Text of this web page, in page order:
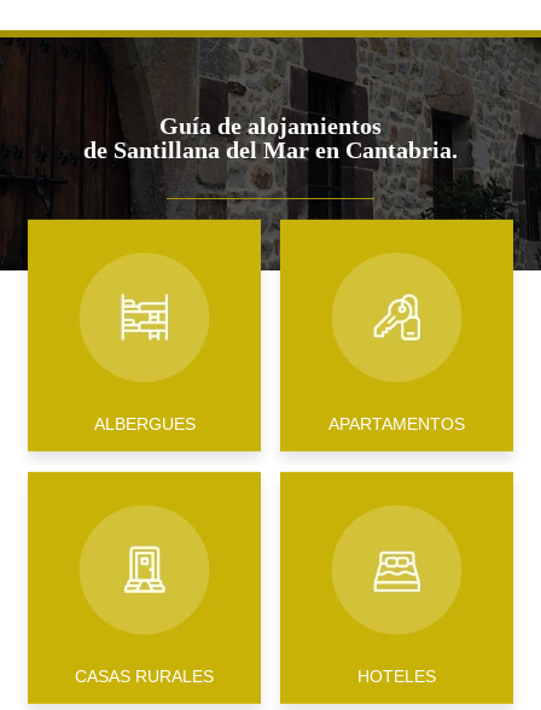
Guía de alojamientos
de Santillana del Mar en Cantabria.
ALBERGUES APARTAMENTOS
CASAS RURALES HOTELES